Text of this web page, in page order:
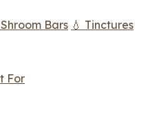
Shroom Bars 💧 Tinctures
For